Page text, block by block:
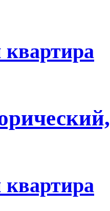
квартира
квартира